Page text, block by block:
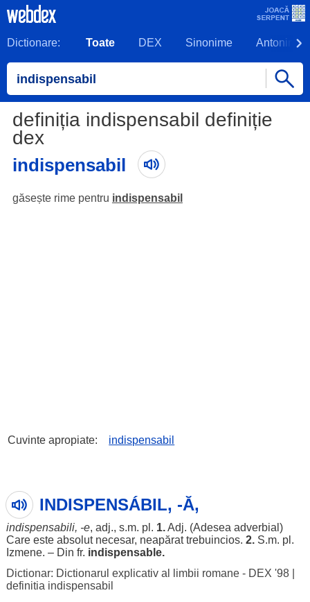
Dictionare: Toate DEX Sinonime Antonime
definiția indispensabil definiție
dex
indispensabil
găsește rime pentru indispensabil
Cuvinte apropiate: indispensabil
INDISPENSÁBIL, -Ă,
indispensabili, -e, adj., s.m. pl. 1.Adj. (Adesea adverbial )
Care este absolut necesar, neapărat trebuincios. 2.S.m. pl.
Izmene. – Din fr. indispensable.
Dictionar: Dictionarul explicativ al limbii romane - DEX '98|
definitia indispensabil